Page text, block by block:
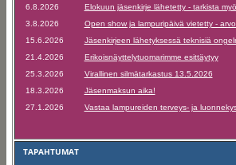
6.8.2026
Elokuun jäsenkirje lähetetty - tarkista
3.8.2026
Open show ja lampuripäivä vietetty -
15.6.2026
Jäsenkirjeen lähetyksessä teknisiä
21.4.2026
Erikoisnäyttelytuomarimme esittäytyy
25.3.2026
Virallinen silmätarkastus 13.5.2026
18.3.2026
Jäsenmaksun aika!
27.1.2026
Vastaa lampureiden terveys- ja
TAPAHTUMAT